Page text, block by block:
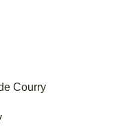
Courry